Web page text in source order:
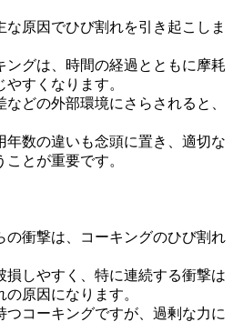
な原因でひび割れを引き起こしま
ングは、時間の経過とともに摩耗
すくなります。
どの外部環境にさらされると、
年数の違いも念頭に置き、適切な
とが重要です。
の衝撃は、コーキングのひび割れ
損しやすく、特に連続する衝撃は
原因になります。
コーキングですが、過剰な力に